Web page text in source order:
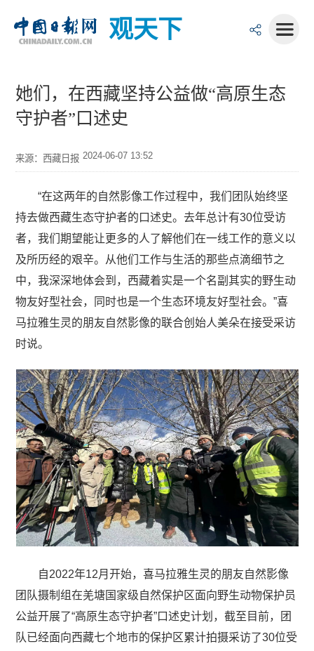
观天下
她们，在西藏坚持公益做“高原生态
守护者”口述史
来源：西藏日报 2024-06-07 13:52
“在这两年的自然影像工作过程中，我们团队始终坚
持去做西藏生态守护者的口述史。去年总计有30位受访
者，我们期望能让更多的人了解他们在一线工作的意义以
及所历经的艰辛。从他们工作与生活的那些点滴细节之
中，我深深地体会到，西藏着实是一个名副其实的野生动
物友好型社会，同时也是一个生态环境友好型社会。”喜
马拉雅生灵的朋友自然影像的联合创始人美朵在接受采访
时说。
自2022年12月开始，喜马拉雅生灵的朋友自然影像
团队摄制组在羌塘国家级自然保护区面向野生动物保护员
公益开展了“高原生态守护者”口述史计划，截至目前，团
队已经面向西藏七个地市的保护区累计拍摄采访了30位受